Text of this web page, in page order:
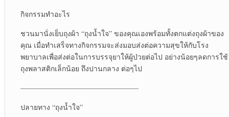
กิจกรรมทำอะไร
ชวนมานั่งเย็บถุงผ้า “ถุงน้ำใจ” ของคุณเองพร้อมทั้งตกแต่งถุงผ้าของ
คุณ เมื่อทำเสร็จทางกิจกรรมจะส่งมอบส่งต่อความสุขให้กับโรง
พยาบาลเพื่อส่งต่อในการบรรจุยาให้ผู้ป่วยต่อไป อย่างน้อยๆลดการใช้
ถุงพลาสติกเล็กน้อย ถึงปานกลาง ต่อๆไป
————————————————–
ปลายทาง “ถุงน้ำใจ”